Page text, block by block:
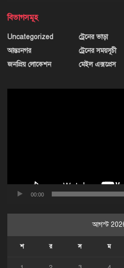
বিভাগসমূহ
Uncategorized
আন্তঃনগর
জনপ্রিয় লোকেশন
ট্রেনের ভাড়া
ট্রেনের সময়সূচী
মেইল এক্সপ্রেস
00:00
আগস্ট
শ র স ম